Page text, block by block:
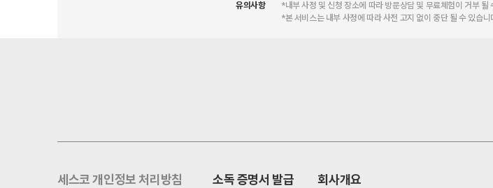
유의사항
*내부 사정 및 신청 장소에 따라 방문상담 및 무료체험이 거부
*본 서비스는 내부 사정에 따라 사전 고지 없이 중단 될 수 있습니
세스코 개인정보 처리방침 소독 증명서 발급 회사개요